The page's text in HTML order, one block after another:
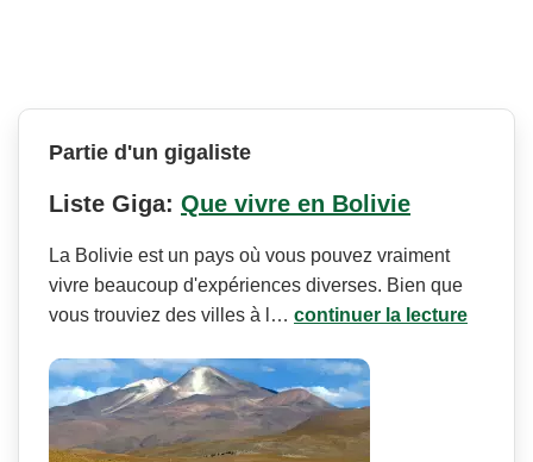
Partie d'un gigaliste
Liste Giga: Que vivre en Bolivie
La Bolivie est un pays où vous pouvez vraiment
vivre beaucoup d'expériences diverses. Bien que
vous trouviez des villes à l… continuer la lecture